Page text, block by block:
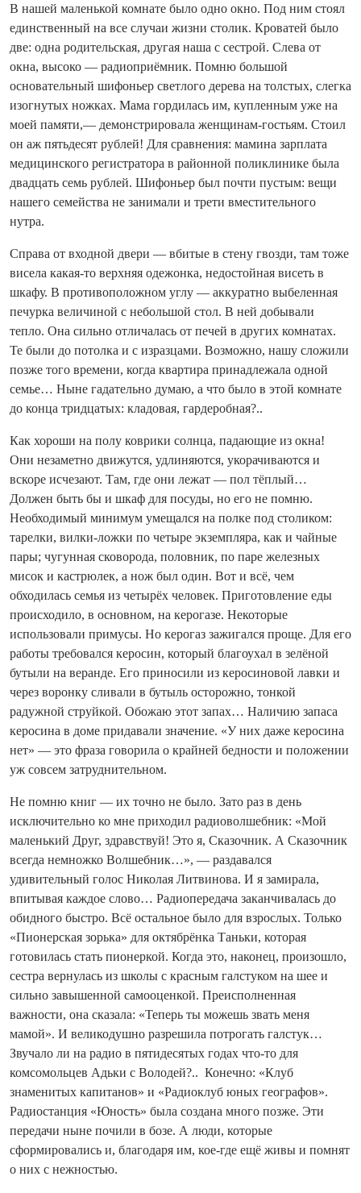
В нашей маленькой комнате было одно окно. Под ним стоял
единственный на все случаи жизни столик. Кроватей было
две: одна родительская, другая наша с сестрой. Слева от
окна, высоко — радиоприёмник. Помню большой
основательный шифоньер светлого дерева на толстых, слегка
изогнутых ножках. Мама гордилась им, купленным уже на
моей памяти,— демонстрировала женщинам-гостьям. Стоил
он аж пятьдесят рублей! Для сравнения: мамина зарплата
медицинского регистратора в районной поликлинике была
двадцать семь рублей. Шифоньер был почти пустым: вещи
нашего семейства не занимали и трети вместительного
нутра.
Справа от входной двери — вбитые в стену гвозди, там тоже
висела какая-то верхняя одежонка, недостойная висеть в
шкафу. В противоположном углу — аккуратно выбеленная
печурка величиной с небольшой стол. В ней добывали
тепло. Она сильно отличалась от печей в других комнатах.
Те были до потолка и с изразцами. Возможно, нашу сложили
позже того времени, когда квартира принадлежала одной
семье… Ныне гадательно думаю, а что было в этой комнате
до конца тридцатых: кладовая, гардеробная?..
Как хороши на полу коврики солнца, падающие из окна!
Они незаметно движутся, удлиняются, укорачиваются и
вскоре исчезают. Там, где они лежат — пол тёплый…
Должен быть бы и шкаф для посуды, но его не помню.
Необходимый минимум умещался на полке под столиком:
тарелки, вилки-ложки по четыре экземпляра, как и чайные
пары; чугунная сковорода, половник, по паре железных
мисок и кастрюлек, а нож был один. Вот и всё, чем
обходилась семья из четырёх человек. Приготовление еды
происходило, в основном, на керогазе. Некоторые
использовали примусы. Но керогаз зажигался проще. Для его
работы требовался керосин, который благоухал в зелёной
бутыли на веранде. Его приносили из керосиновой лавки и
через воронку сливали в бутыль осторожно, тонкой
радужной струйкой. Обожаю этот запах… Наличию запаса
керосина в доме придавали значение. «У них даже керосина
нет» — это фраза говорила о крайней бедности и положении
уж совсем затруднительном.
Не помню книг — их точно не было. Зато раз в день
исключительно ко мне приходил радиоволшебник: «Мой
маленький Друг, здравствуй! Это я, Сказочник. А Сказочник
всегда немножко Волшебник…», — раздавался
удивительный голос Николая Литвинова. И я замирала,
впитывая каждое слово… Радиопередача заканчивалась до
обидного быстро. Всё остальное было для взрослых. Только
«Пионерская зорька» для октябрёнка Таньки, которая
готовилась стать пионеркой. Когда это, наконец, произошло,
сестра вернулась из школы с красным галстуком на шее и
сильно завышенной самооценкой. Преисполненная
важности, она сказала: «Теперь ты можешь звать меня
мамой». И великодушно разрешила потрогать галстук…
Звучало ли на радио в пятидесятых годах что-то для
комсомольцев Адьки с Володей?.. Конечно: «Клуб
знаменитых капитанов» и «Радиоклуб юных географов».
Радиостанция «Юность» была создана много позже. Эти
передачи ныне почили в бозе. А люди, которые
сформировались и, благодаря им, кое-где ещё живы и помнят
о них с нежностью.